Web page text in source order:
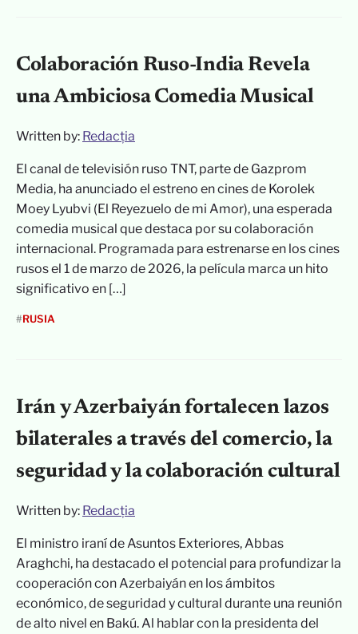
Colaboración Ruso-India Revela
una Ambiciosa Comedia Musical
Written by: Redacția
El canal de televisión ruso TNT, parte de Gazprom
Media, ha anunciado el estreno en cines de Korolek
Moey Lyubvi (El Reyezuelo de mi Amor), una esperada
comedia musical que destaca por su colaboración
internacional. Programada para estrenarse en los cines
rusos el 1 de marzo de 2026, la película marca un hito
significativo en […]
#RUSIA
Irán y Azerbaiyán fortalecen lazos
bilaterales a través del comercio, la
seguridad y la colaboración cultural
Written by: Redacția
El ministro iraní de Asuntos Exteriores, Abbas
Araghchi, ha destacado el potencial para profundizar la
cooperación con Azerbaiyán en los ámbitos
económico, de seguridad y cultural durante una reunión
de alto nivel en Bakú. Al hablar con la presidenta del